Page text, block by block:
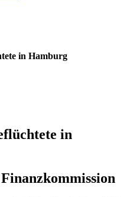
in Hamburg
in